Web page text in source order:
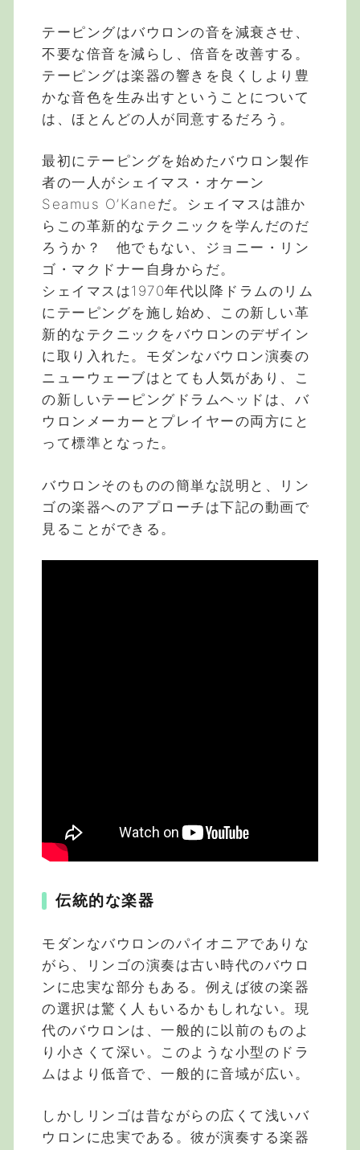
テーピングはバウロンの音を減衰させ、
不要な倍音を減らし、倍音を改善する。
テーピングは楽器の響きを良くしより豊
かな音色を生み出すということについて
は、ほとんどの人が同意するだろう。
最初にテーピングを始めたバウロン製作
者の一人がシェイマス・オケーン
Seamus O’Kaneだ。シェイマスは誰か
らこの革新的なテクニックを学んだのだ
ろうか？ 他でもない、ジョニー・リン
ゴ・マクドナー自身からだ。
シェイマスは1970年代以降ドラムのリム
にテーピングを施し始め、この新しい革
新的なテクニックをバウロンのデザイン
に取り入れた。モダンなバウロン演奏の
ニューウェーブはとても人気があり、こ
の新しいテーピングドラムヘッドは、バ
ウロンメーカーとプレイヤーの両方にと
って標準となった。
バウロンそのものの簡単な説明と、リン
ゴの楽器へのアプローチは下記の動画で
見ることができる。
伝統的な楽器
モダンなバウロンのパイオニアでありな
がら、リンゴの演奏は古い時代のバウロ
ンに忠実な部分もある。例えば彼の楽器
の選択は驚く人もいるかもしれない。現
代のバウロンは、一般的に以前のものよ
り小さくて深い。このような小型のドラ
ムはより低音で、一般的に音域が広い。
しかしリンゴは昔ながらの広くて浅いバ
ウロンに忠実である。彼が演奏する楽器